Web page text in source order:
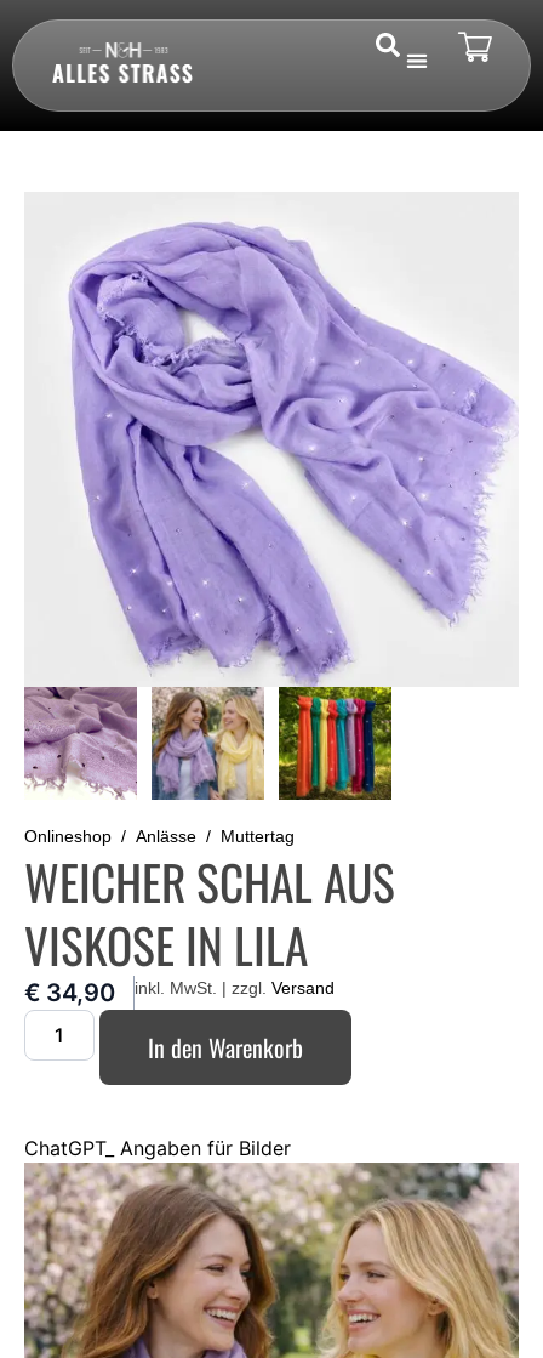
Onlineshop Anlässe Muttertag
WEICHER SCHAL AUS
VISKOSE IN LILA
€ 34,90 inkl. MwSt. | zzgl.Versand
In den Warenkorb
ChatGPT_ Angaben für Bilder